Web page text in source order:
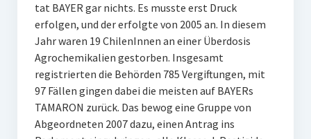
tat BAYER gar nichts. Es musste erst Druck
erfolgen, und der erfolgte von 2005 an. In diesem
Jahr waren 19 ChilenInnen an einer Überdosis
Agrochemikalien gestorben. Insgesamt
registrierten die Behörden 785 Vergiftungen, mit
97 Fällen gingen dabei die meisten auf BAYERs
TAMARON zurück. Das bewog eine Gruppe von
Abgeordneten 2007 dazu, einen Antrag ins